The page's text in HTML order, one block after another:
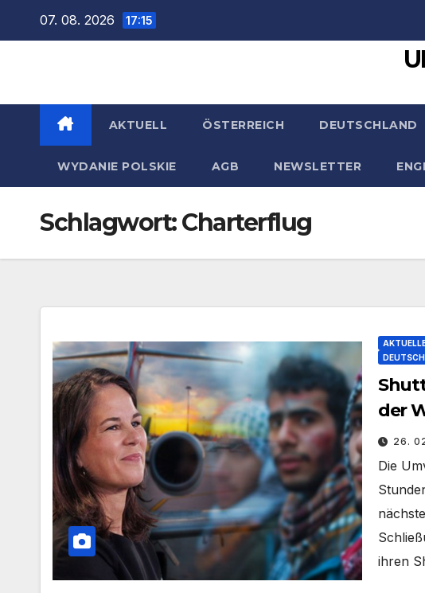
07. 08. 2026 17:15
AKTUELL ÖSTERREICH DEUTSCHLAND
WYDANIE POLSKIE AGB NEWSLETTER
Schlagwort:Charterflug
der
155
26.
Die
ihren